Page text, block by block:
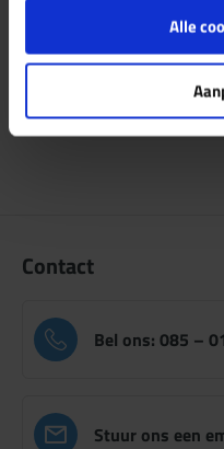
Alle
Als u vraag hierboven
opnemen met ons.
085-016 0440
of per mail:
Contact
Bel ons: 085 –
Stuur ons een